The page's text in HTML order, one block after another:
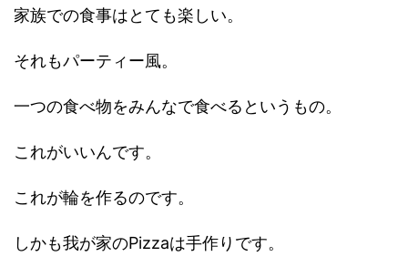
家族での食事はとても楽しい。
それもパーティー風。
一つの食べ物をみんなで食べるというもの。
これがいいんです。
これが輪を作るのです。
しかも我が家のPizzaは手作りです。